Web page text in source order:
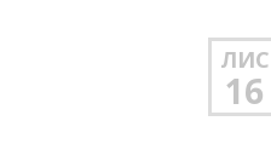
ЛИС
16